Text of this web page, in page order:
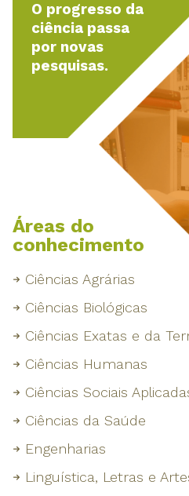
O progresso da
ciência passa
por novas
pesquisas.
Áreas do
conhecimento
Ciências Agrárias
Ciências Biológicas
Ciências Exatas e da
Ciências Humanas
Ciências Sociais
Ciências da Saúde
Engenharias
Linguística, Letras e